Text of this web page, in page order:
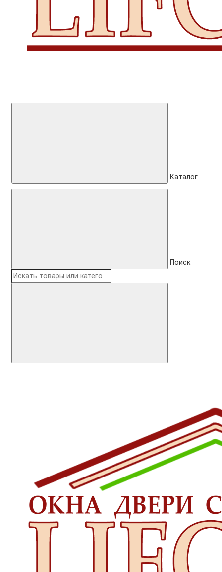
Каталог
Поиск